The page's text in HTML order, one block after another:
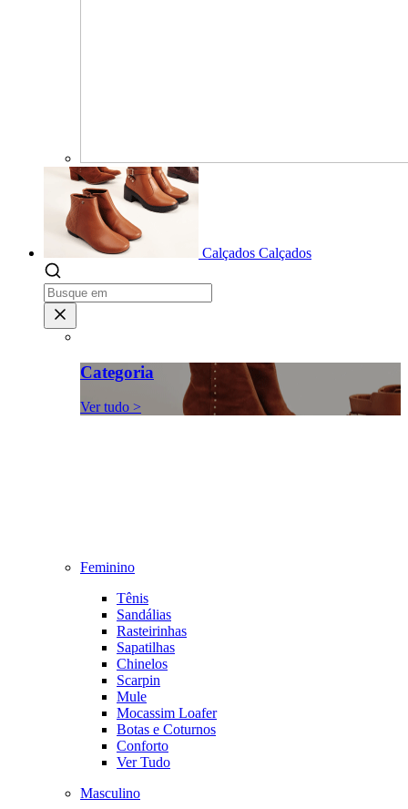
Calçados Calçados
Categoria
Ver tudo >
Feminino
Tênis
Sandálias
Rasteirinhas
Sapatilhas
Chinelos
Scarpin
Mule
Mocassim Loafer
Botas e Coturnos
Conforto
Ver Tudo
Masculino